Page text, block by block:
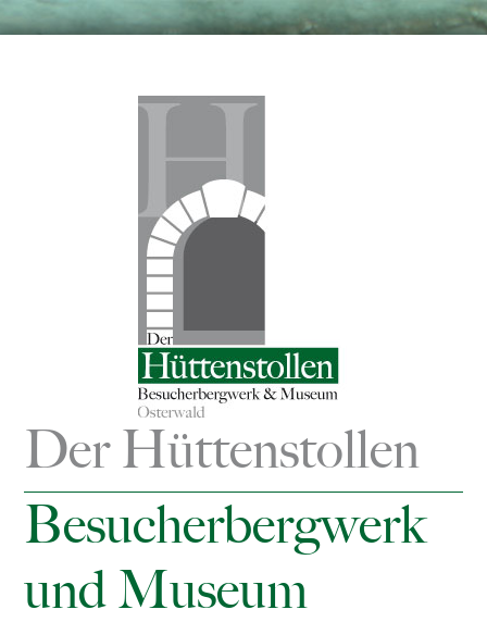
Zum
Der Hüttenstollen
Besucherbergwerk
und Museum